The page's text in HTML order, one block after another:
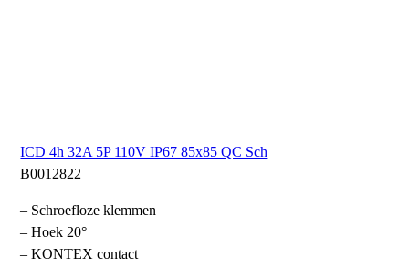
ICD 4h 32A 5P 110V IP67 85x85 QC Sch
B0012822
– Schroefloze klemmen
– Hoek 20°
– KONTEX contact